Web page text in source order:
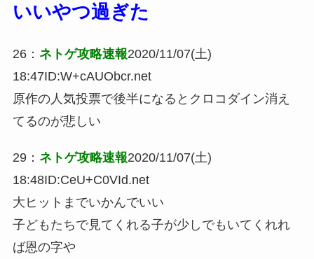
いいやつ過ぎた
26： ネトゲ攻略速報2020/11/07(土)
18:47ID:W+cAUObcr.net
原作の人気投票で後半になるとクロコダイン消え
てるのが悲しい
29： ネトゲ攻略速報2020/11/07(土)
18:48ID:CeU+C0VId.net
大ヒットまでいかんでいい
子どもたちで見てくれる子が少しでもいてくれれ
ば恩の字や